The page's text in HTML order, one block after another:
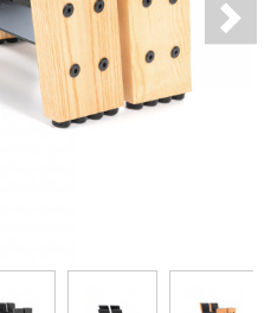
Next